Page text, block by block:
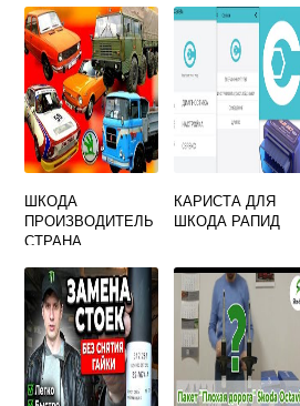
ШКОДА
ПРОИЗВОДИТЕЛЬ
СТРАНА
КАРИСТА ДЛЯ
ШКОДА РАПИД